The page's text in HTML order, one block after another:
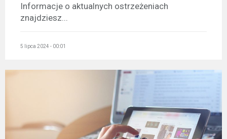
Informacje o aktualnych ostrzeżeniach
znajdziesz...
5 lipca 2024 - 00:01